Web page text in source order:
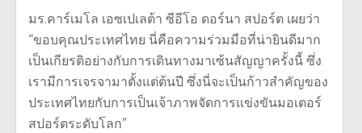
มร.คาร์เมโล เอซเปเลต้า ซีอีโอ ดอร์นา สปอร์ต เผยว่า
“ขอบคุณประเทศไทย นี่คือความร่วมมือที่น่ายินดีมาก
เป็นเกียรติอย่างกับการเดินทางมาเซ้นสัญญาครั้งนี้ ซึ่ง
เรามีการเจรจามาตั้งแต่ต้นปี ซึ่งนี่จะเป็นก้าวสำคัญของ
ประเทศไทยกับการเป็นเจ้าภาพจัดการแข่งขันมอเตอร์
สปอร์ตระดับโลก”